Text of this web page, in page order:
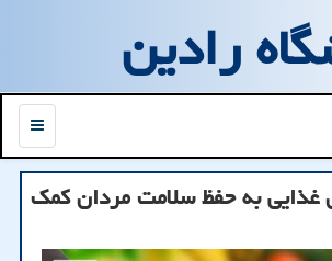
رادین
منو
غذایی به حفظ سلامت مردان کمک